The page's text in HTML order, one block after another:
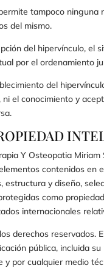
tampoco ninguna
del mismo.
del hipervínculo, el
por el ordenamiento
del
ni el conocimiento y
Y Osteopatia Miriam
contenidos en
estructura y diseño,
como
internacionales
derechos reservados.
pública, incluida
y por cualquier medio